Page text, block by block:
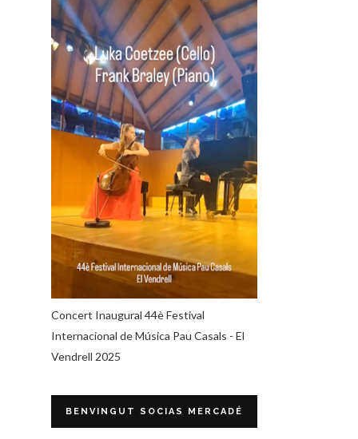
Concert Inaugural 44è Festival
Internacional de Música Pau Casals - El
Vendrell 2025
BENVINGUT SOCIAS MERCADÉ